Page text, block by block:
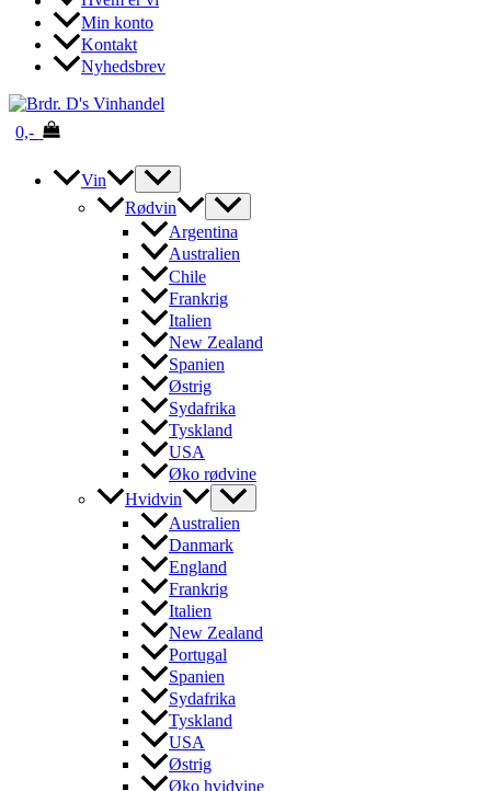
Min konto
Kontakt
Nyhedsbrev
0,-
Vin
Rødvin
Argentina
Australien
Chile
Frankrig
Italien
New Zealand
Spanien
Østrig
Sydafrika
Tyskland
USA
Øko rødvine
Hvidvin
Australien
Danmark
England
Frankrig
Italien
New Zealand
Portugal
Spanien
Sydafrika
Tyskland
USA
Østrig
Øko hvidvine